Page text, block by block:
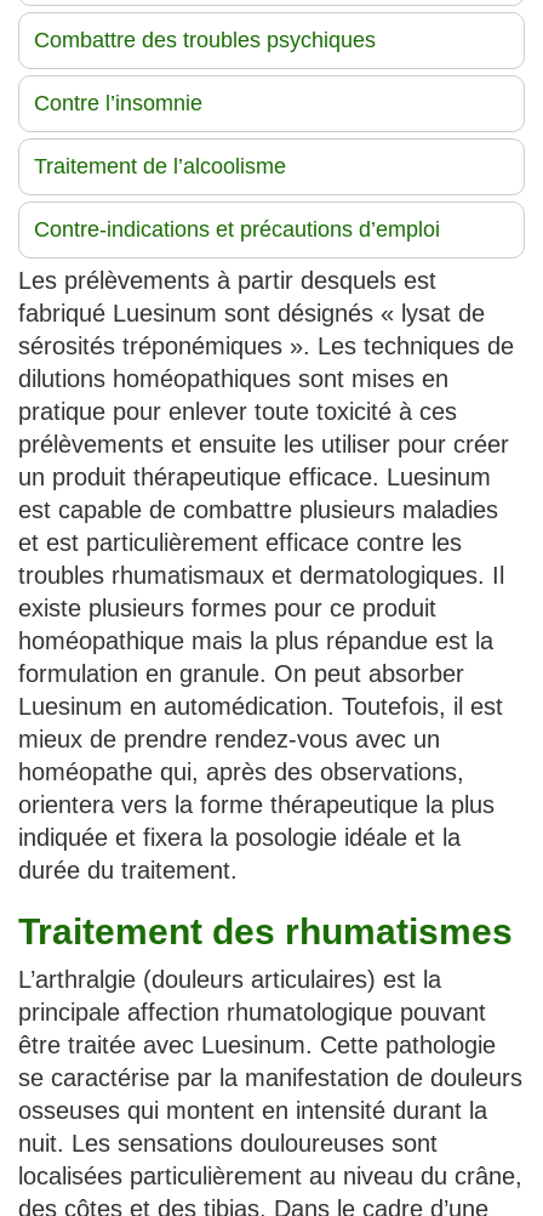
Combattre des troubles psychiques
Contre l’insomnie
Traitement de l’alcoolisme
Contre-indications et précautions d’emploi
Les prélèvements à partir desquels est
fabriqué Luesinum sont désignés « lysat de
sérosités tréponémiques ». Les techniques de
dilutions homéopathiques sont mises en
pratique pour enlever toute toxicité à ces
prélèvements et ensuite les utiliser pour créer
un produit thérapeutique efficace. Luesinum
est capable de combattre plusieurs maladies
et est particulièrement efficace contre les
troubles rhumatismaux et dermatologiques. Il
existe plusieurs formes pour ce produit
homéopathique mais la plus répandue est la
formulation en granule. On peut absorber
Luesinum en automédication. Toutefois, il est
mieux de prendre rendez-vous avec un
homéopathe qui, après des observations,
orientera vers la forme thérapeutique la plus
indiquée et fixera la posologie idéale et la
durée du traitement.
Traitement des rhumatismes
L’arthralgie (douleurs articulaires) est la
principale affection rhumatologique pouvant
être traitée avec Luesinum. Cette pathologie
se caractérise par la manifestation de douleurs
osseuses qui montent en intensité durant la
nuit. Les sensations douloureuses sont
localisées particulièrement au niveau du crâne,
des côtes et des tibias. Dans le cadre d’une